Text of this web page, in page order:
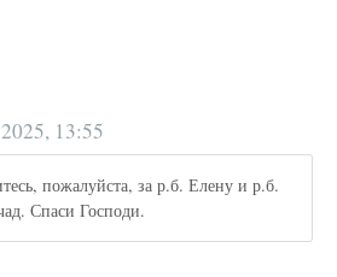
13:55
пожалуйста, за р.б. Елену и р.б.
Спаси Господи.